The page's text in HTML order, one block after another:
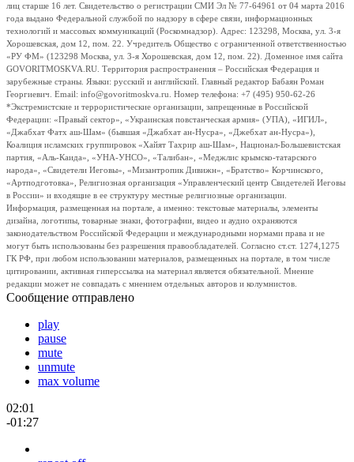
лиц старше 16 лет. Свидетельство о регистрации СМИ Эл № 77-64961 от 04 марта 2016
года выдано Федеральной службой по надзору в сфере связи, информационных
технологий и массовых коммуникаций (Роскомнадзор). Адрес: 123298, Москва, ул. 3-я
Хорошевская, дом 12, пом. 22. Учредитель Общество с ограниченной ответственностью
«РУ ФМ» (123298 Москва, ул. 3-я Хорошевская, дом 12, пом. 22). Доменное имя сайта
GOVORITMOSKVA.RU. Территория распространения – Российская Федерация и
зарубежные страны. Языки: русский и английский. Главный редактор Бабаян Роман
Георгиевич. Email: info@govoritmoskva.ru. Номер телефона: +7 (495) 950-62-26
*Экстремистские и террористические организации, запрещенные в Российской
Федерации: «Правый сектор», «Украинская повстанческая армия» (УПА), «ИГИЛ»,
«Джабхат Фатх аш-Шам» (бывшая «Джабхат ан-Нусра», «Джебхат ан-Нусра»),
Коалиция исламских группировок «Хайят Тахрир аш-Шам», Национал-Большевистская
партия, «Аль-Каида», «УНА-УНСО», «Талибан», «Меджлис крымско-татарского
народа», «Свидетели Иеговы», «Мизантропик Дивижн», «Братство» Корчинского,
«Артподготовка», Религиозная организация «Управленческий центр Свидетелей Иеговы
в России» и входящие в ее структуру местные религиозные организации.
Информация, размещенная на портале, а именно: текстовые материалы, элементы
дизайна, логотипы, товарные знаки, фотографии, видео и аудио охраняются
законодательством Российской Федерации и международными нормами права и не
могут быть использованы без разрешения правообладателей. Согласно ст.ст. 1274,1275
ГК РФ, при любом использовании материалов, размещенных на портале, в том числе
цитировании, активная гиперссылка на материал является обязательной. Мнение
редакции может не совпадать с мнением отдельных авторов и колумнистов.
Сообщение отправлено
play
pause
mute
unmute
max volume
02:01
-01:27